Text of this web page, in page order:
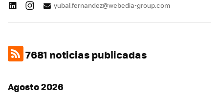
yubal.fernandez@webedia-group.com
7681 noticias publicadas
Agosto 2026